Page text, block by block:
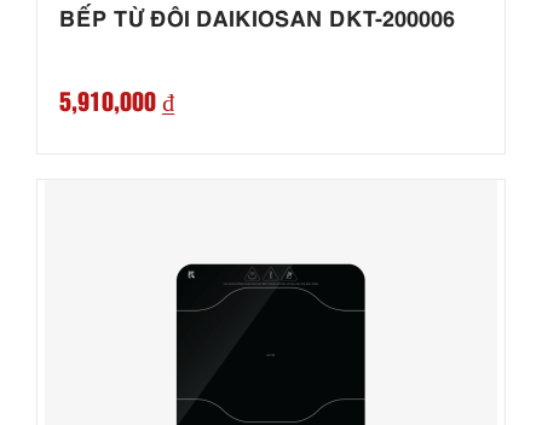
BẾP TỪ ĐÔI DAIKIOSAN DKT-200006
5,910,000 ₫